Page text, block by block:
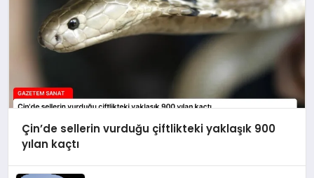
Çin’de sellerin vurduğu çiftlikteki yaklaşık 900
yılan kaçtı